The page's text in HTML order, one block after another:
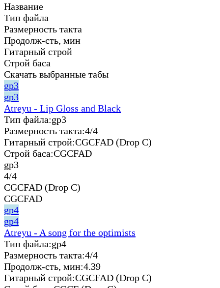
Название
Тип файла
Размерность такта
Продолж-сть, мин
Гитарный строй
Строй баса
Скачать выбранные табы
gp3
gp3
Atreyu - Lip Gloss and Black
Тип файла:gp3
Размерность такта:4/4
Гитарный строй:CGCFAD (Drop C)
Строй баса:CGCFAD
gp3
4/4
CGCFAD (Drop C)
CGCFAD
gp4
gp4
Atreyu - A song for the optimists
Тип файла:gp4
Размерность такта:4/4
Продолж-сть, мин:4.39
Гитарный строй:CGCFAD (Drop C)